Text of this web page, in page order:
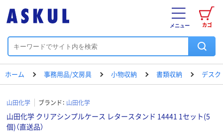
カゴ
メニュー
ホーム 事務用品/文房具 小物収納 書類収納 デス
山田化学 ブランド： 山田化学
山田化学 クリアシンプルケース レタースタンド 14441 1セット(5
個)（直送品）